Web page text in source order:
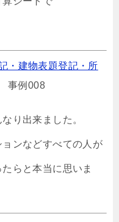
・建物表題登記・所
例008
り出来ました。
ンなどすべての人が
らと本当に思いま